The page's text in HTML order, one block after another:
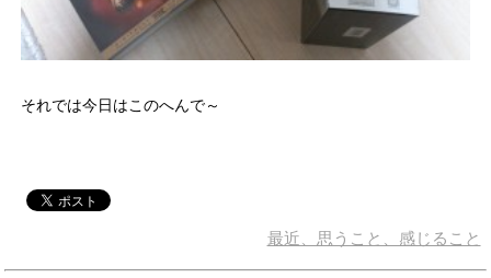
それでは今日はこのへんで～
最近、思うこと、感じること